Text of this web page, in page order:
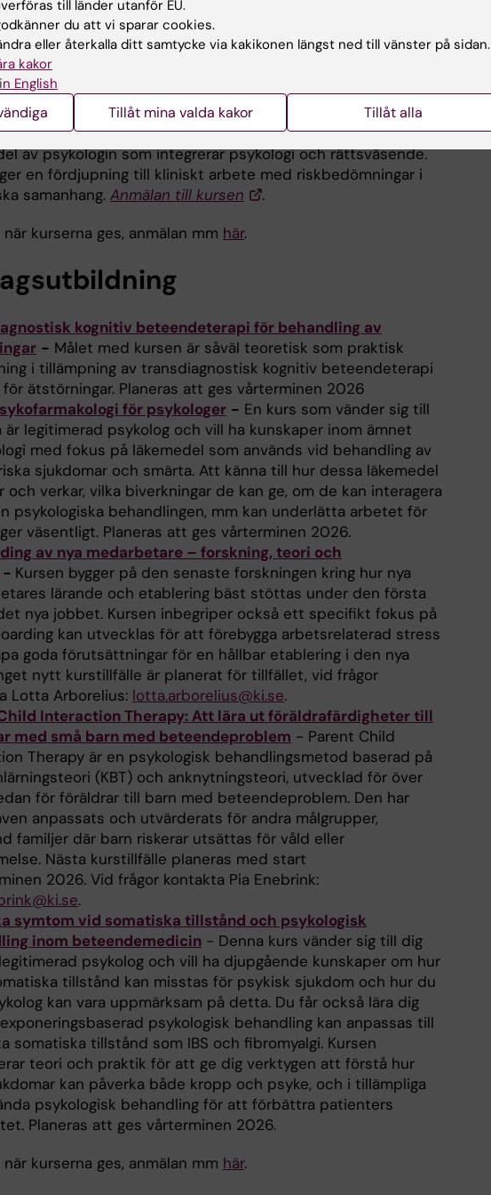
till metod - kvantitativ, kvalitativ och kombinationen
inom medicinsk vetenskap
nivå, upp de forskningsmetodologiska grunderna till
och kvantitativ metodik, diskuterar skillnader mellan
och fallgropar i dess användande samt hur de kan
inom ramen för mixed-methods.
Anmälan till kursen
.
psykologi - riskbedömningar- Forensisk psykologi
av psykologin som integrerar psykologi och rättsväsende.
en fördjupning till kliniskt arbete med riskbedömningar i
samanhang. Anmälan till kursen
.
kurserna ges, anmälan mm här.
kognitiv beteendeterapi för behandling av
- Målet med kursen är såväl teoretisk som praktisk
i tillämpning av transdiagnostisk kognitiv beteendeterapi
för ätstörningar. Planeras att ges vårterminen 2026
för psykologer - En kurs som vänder sig till
är legitimerad psykolog och vill ha kunskaper inom ämnet
med fokus på läkemedel som används vid behandling av
sjukdomar och smärta. Att känna till hur dessa läkemedel
och verkar, vilka biverkningar de kan ge, om de kan interagera
psykologiska behandlingen, mm kan underlätta arbetet för
väsentligt. Planeras att ges vårterminen 2026.
av nya medarbetare – forskning, teori och
- Kursen bygger på den senaste forskningen kring hur nya
lärande och etablering bäst stöttas under den första
nya jobbet. Kursen inbegriper också ett specifikt fokus på
kan utvecklas för att förebygga arbetsrelaterad stress
goda förutsättningar för en hållbar etablering i den nya
nytt kurstillfälle är planerat för tillfället, vid frågor
Lotta Arborelius: lotta.arborelius@ki.se.
Interaction Therapy: Att lära ut föräldrafärdigheter till
med små barn med beteendeproblem - Parent Child
Therapy är en psykologisk behandlingsmetod baserad på
(KBT) och anknytningsteori, utvecklad för över
för föräldrar till barn med beteendeproblem. Den har
anpassats och utvärderats för andra målgrupper,
familjer där barn riskerar utsättas för våld eller
Nästa kurstillfälle planeras med start
2026. Vid frågor kontakta Pia Enebrink:
.
symtom vid somatiska tillstånd och psykologisk
inom beteendemedicin - Denna kurs vänder sig till dig
psykolog och vill ha djupgående kunskaper om hur
tillstånd kan misstas för psykisk sjukdom och hur du
kan vara uppmärksam på detta. Du får också lära dig
psykologisk behandling kan anpassas till
somatiska tillstånd som IBS och fibromyalgi. Kursen
teori och praktik för att ge dig verktygen att förstå hur
kan påverka både kropp och psyke, och i tillämpliga
psykologisk behandling för att förbättra patienters
Planeras att ges vårterminen 2026.
kurserna ges, anmälan mm här.
till länder utanför EU.
du att vi sparar cookies.
eller återkalla ditt samtycke via kakikonen längst ned till vänster på sidan.
kakor
English
Tillåt mina valda kakor Tillåt alla